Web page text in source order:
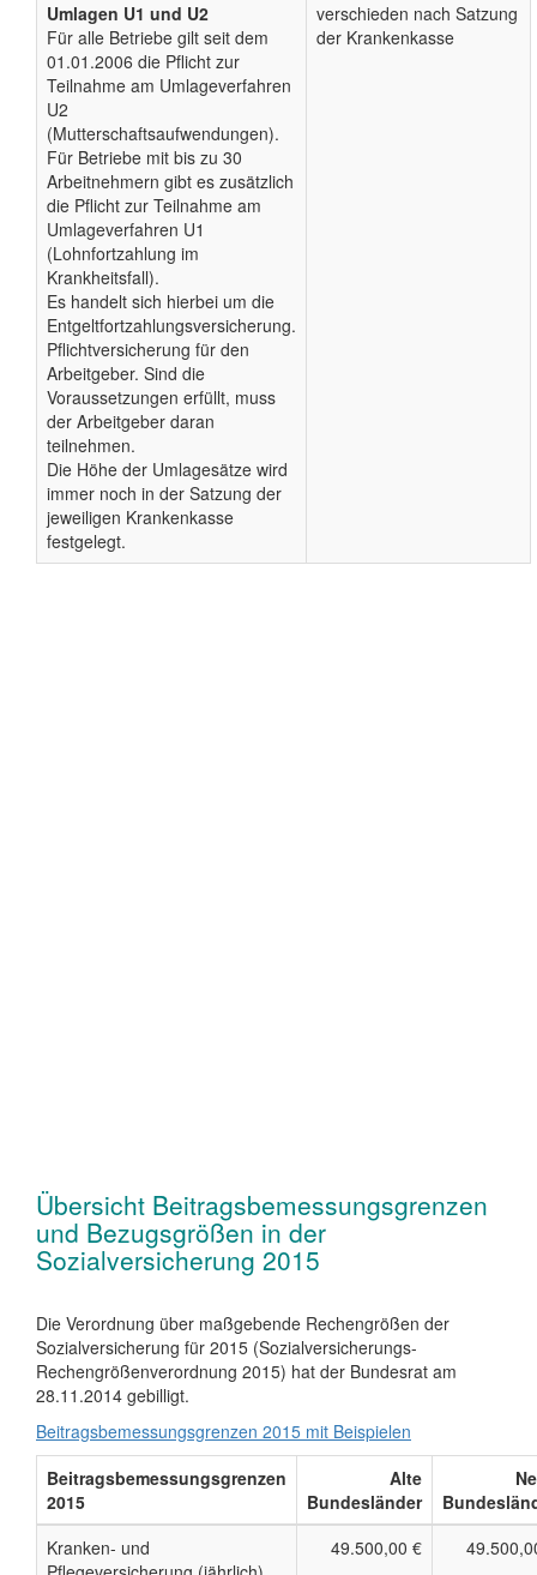
Umlagen U1 und U2
Für alle Betriebe gilt seit dem
01.01.2006 die Pflicht zur
Teilnahme am Umlageverfahren
U2
(Mutterschaftsaufwendungen).
Für Betriebe mit bis zu 30
Arbeitnehmern gibt es zusätzlich
die Pflicht zur Teilnahme am
Umlageverfahren U1
(Lohnfortzahlung im
Krankheitsfall).
Es handelt sich hierbei um die
Entgeltfortzahlungsversicherung.
Pflichtversicherung für den
Arbeitgeber. Sind die
Voraussetzungen erfüllt, muss
der Arbeitgeber daran
teilnehmen.
Die Höhe der Umlagesätze wird
immer noch in der Satzung der
jeweiligen Krankenkasse
festgelegt.
verschieden nach Satzung
der Krankenkasse
Übersicht Beitragsbemessungsgrenzen
und Bezugsgrößen in der
Sozialversicherung 2015
Die Verordnung über maßgebende Rechengrößen der
Sozialversicherung für 2015 (Sozialversicherungs-
Rechengrößenverordnung 2015) hat der Bundesrat am
28.11.2014 gebilligt.
Beitragsbemessungsgrenzen 2015 mit Beispielen
Beitragsbemessungsgrenzen
2015
Alte
Bundesländer
Kranken- und
49.500,00 €